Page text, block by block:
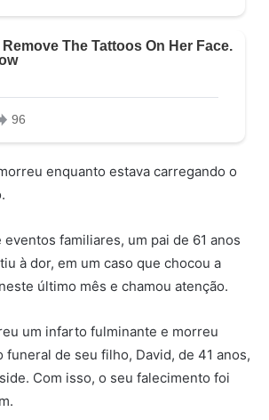
enquanto estava carregando o
familiares, um pai de 61 anos
à dor, em um caso que chocou a
último mês e chamou atenção.
um infarto fulminante e morreu
funeral de seu filho, David, de 41 anos,
Com isso, o seu falecimento foi